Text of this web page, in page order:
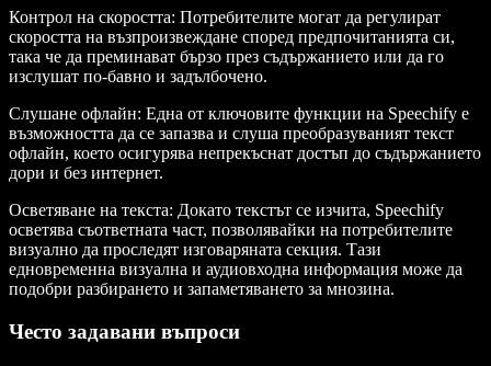
Контрол на скоростта: Потребителите могат да регулират
скоростта на възпроизвеждане според предпочитанията си,
така че да преминават бързо през съдържанието или да го
изслушат по-бавно и задълбочено.
Слушане офлайн: Една от ключовите функции на Speechify е
възможността да се запазва и слуша преобразуваният текст
офлайн, което осигурява непрекъснат достъп до съдържанието
дори и без интернет.
Осветяване на текста: Докато текстът се изчита, Speechify
осветява съответната част, позволявайки на потребителите
визуално да проследят изговаряната секция. Тази
едновременна визуална и аудиовходна информация може да
подобри разбирането и запаметяването за мнозина.
Често задавани въпроси